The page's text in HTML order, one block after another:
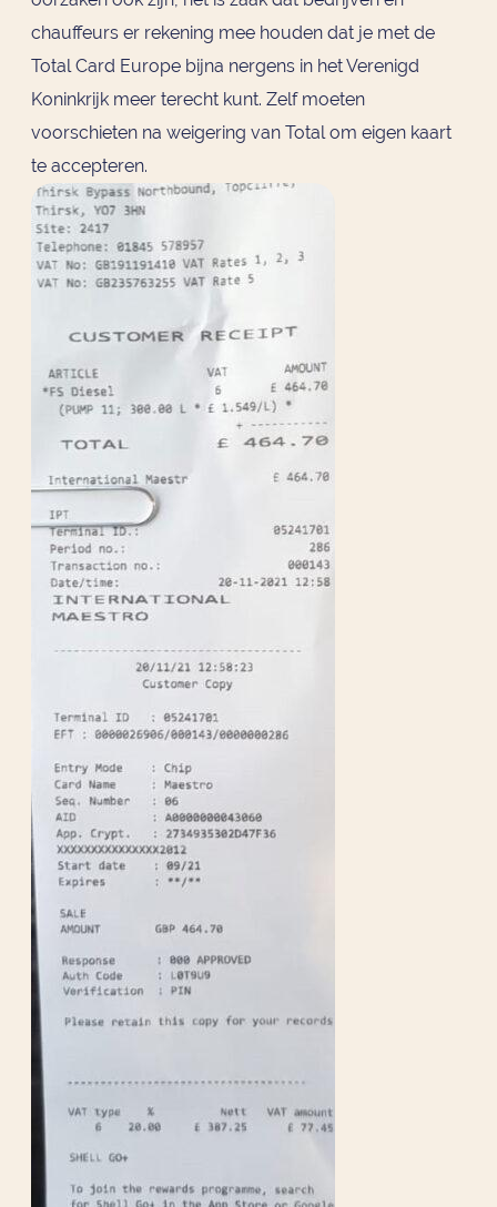
chauffeurs er rekening mee houden dat je met de
Total Card Europe bijna nergens in het Verenigd
Koninkrijk meer terecht kunt. Zelf moeten
voorschieten na weigering van Total om eigen kaart
te accepteren.